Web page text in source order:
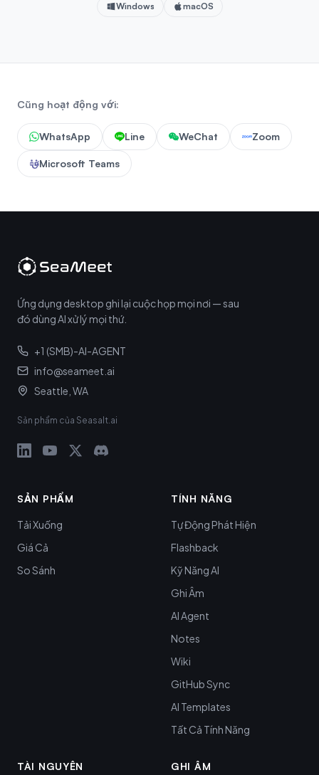
Windows macOS
Cũng hoạt động với:
WhatsApp Line WeChat Zoom
Microsoft Teams
Ứng dụng desktop ghi lại cuộc họp mọi nơi — sau
đó dùng AI xử lý mọi thứ.
+1 (SMB)-AI-AGENT
info@seameet.ai
Seattle, WA
Sản phẩm của Seasalt.ai
SẢN PHẨM
Tải Xuống
Giá Cả
So Sánh
TÍNH NĂNG
Tự Động Phát Hiện
Flashback
Kỹ Năng AI
Ghi Âm
AI Agent
Notes
Wiki
GitHub Sync
AI Templates
Tất Cả Tính Năng
TÀI NGUYÊN GHI ÂM